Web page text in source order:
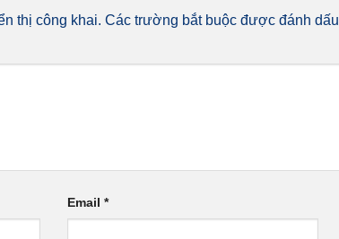
thị công khai. Các trường bắt buộc được đánh dấu
Email*